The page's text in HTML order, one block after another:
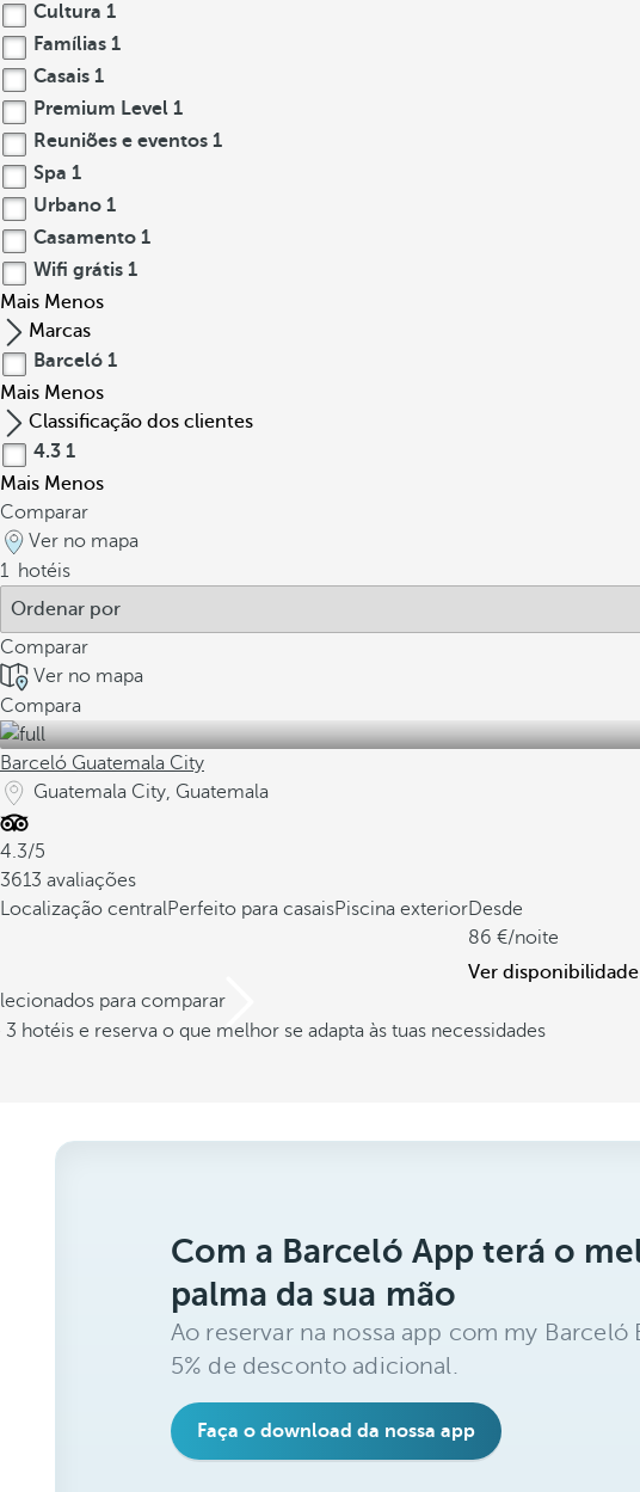
Cultura 1
Famílias 1
Casais 1
Premium Level 1
Reuniões e eventos 1
Spa 1
Urbano 1
Casamento 1
Wifi grátis 1
Mais Menos
Marcas
Barceló 1
Mais Menos
Classificação dos clientes
4.3 1
Mais Menos
Comparar
Ver no mapa
1 hotéis
Comparar
Ver no mapa
Compara
Barceló Guatemala City
Guatemala City, Guatemala
4.3/5
3613 avaliações
Localização centralPerfeito para casaisPiscina exteriorDesde
86
/noite
Ver disponibilidade
para comparar
hotéis e reserva o que melhor se adapta às tuas necessidades
Com a Barceló App terá o
palma da sua mão
Ao reservar na nossa app com my Barceló
5% de desconto adicional.
Faça o download da nossa app